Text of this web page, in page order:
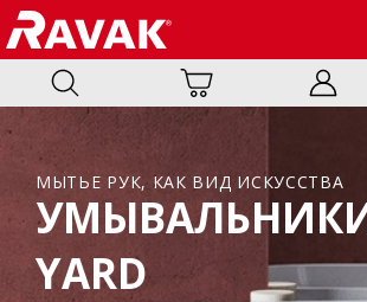
МЫТЬЕ РУК, КАК ВИД ИСКУССТВА
YARD